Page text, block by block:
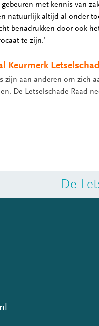
met kennis van
natuurlijk altijd al onder
benadrukken door ook
te zijn.’
Keurmerk
zijn aan anderen om zich
De Letselschade Raad
De